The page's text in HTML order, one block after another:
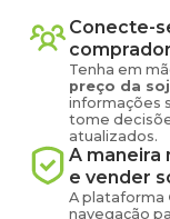
Conecte-
Tenha em
preço da
informações
tome
atualizados.
A maneira
e vender
A plataforma
navegação